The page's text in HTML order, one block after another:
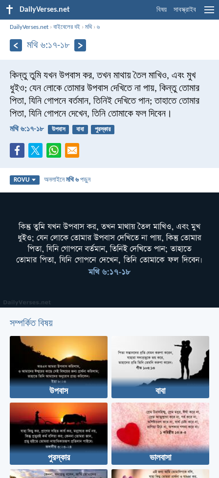
DailyVerses.net বিষয় সাবস্ক্রাইব
DailyVerses.net ›বাইবেলের বই ›মথি›৬
মথি ৬:১৭-১৮
কিন্তু তুমি যখন উপবাস কর, তখন মাথায় তৈল মাখিও, এবং মুখ
ধুইও; যেন লোকে তোমার উপবাস দেখিতে না পায়, কিন্তু তোমার
পিতা, যিনি গোপনে বর্তমান, তিনিই দেখিতে পান; তাহাতে তোমার
পিতা, যিনি গোপনে দেখেন, তিনি তোমাকে ফল দিবেন।
মথি ৬:১৭-১৮ উপবাস বাবা পুরস্কার
ROVU অনলাইনেমথি ৬ পড়ুন
সম্পর্কিত বিষয়
উপবাস বাবা
পুরস্কার ভালবাসা